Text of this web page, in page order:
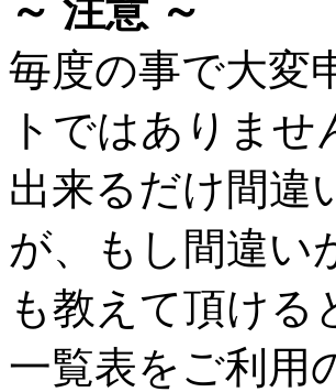
～ 注意 ～
毎度の事で大変
トではありませ
出来るだけ間違
が、もし間違い
も教えて頂ける
一覧表をご利用